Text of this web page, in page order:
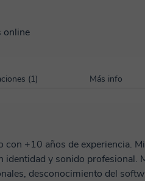
online
(1) Más info
con +10 años de experiencia. Mi
identidad y sonido profesional.
desconocimiento del